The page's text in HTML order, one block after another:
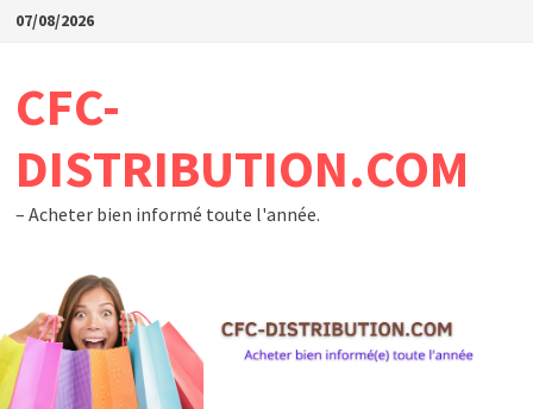
Passer
07/08/2026
CFC-
DISTRIBUTION.COM
– Acheter bien informé toute l'année.